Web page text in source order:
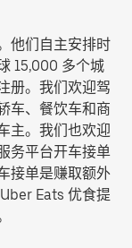
他们自主安排时
15,000 多个城
册。我们欢迎驾
车、餐饮车和商
主。我们也欢迎
务平台开车接单
接单是赚取额外
Eats 优食提